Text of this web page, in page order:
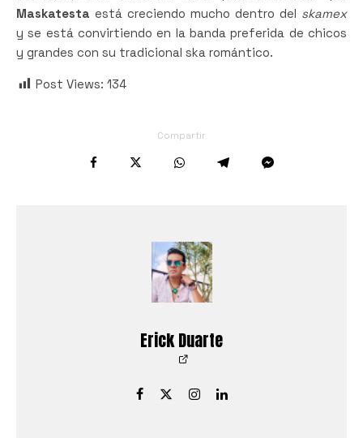
Maskatesta está creciendo mucho dentro del skamex
y se está convirtiendo en la banda preferida de chicos
y grandes con su tradicional ska romántico.
Post Views: 134
Compartir
Erick Duarte